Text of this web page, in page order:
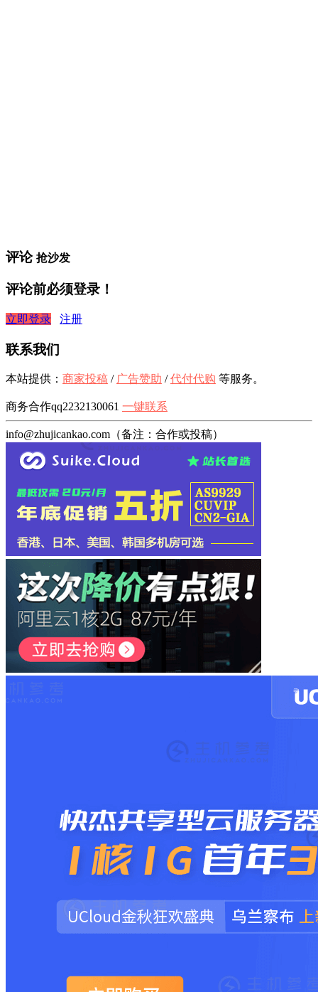
评论 抢沙发
评论前必须登录！
立即登录 注册
联系我们
本站提供： 商家投稿 / 广告赞助 /代付代购 等服务。
商务合作qq2232130061 一键联系
info@zhujicankao.com（备注：合作或投稿）